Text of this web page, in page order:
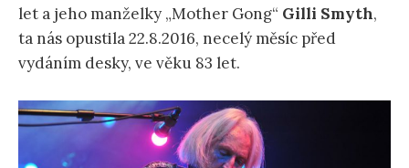
let a jeho manželky „Mother Gong“ Gilli Smyth,
ta nás opustila 22.8.2016, necelý měsíc před
vydáním desky, ve věku 83 let.